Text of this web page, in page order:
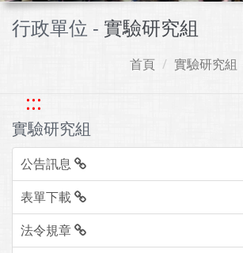
行政單位 - 實驗研究組
首頁 實驗研究組
:::
實驗研究組
公告訊息
表單下載
法令規章